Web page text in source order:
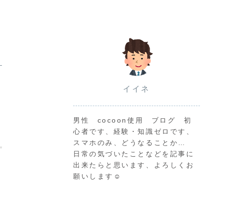
イイネ
男性 cocoon使用 ブログ 初
心者です、経験・知識ゼロです、
スマホのみ、どうなることか…
日常の気づいたことなどを記事に
出来たらと思います、よろしくお
願いします☺